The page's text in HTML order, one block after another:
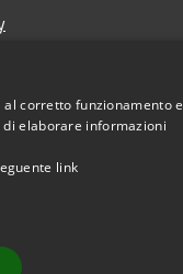
corretto funzionamento e
di elaborare informazioni
link